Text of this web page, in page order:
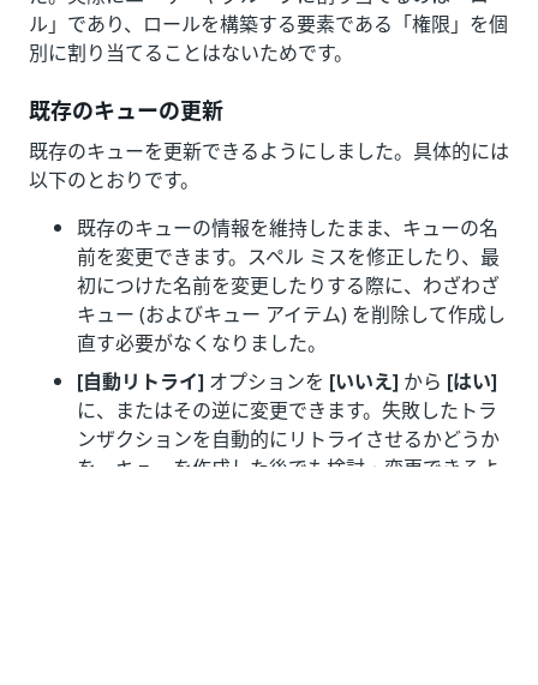
ル」であり、ロールを構築する要素である「権限」を個
別に割り当てることはないためです。
既存のキューの更新
既存のキューを更新できるようにしました。具体的には
以下のとおりです。
既存のキューの情報を維持したまま、キューの名
前を変更できます。スペル ミスを修正したり、最
初につけた名前を変更したりする際に、わざわざ
キュー (およびキュー アイテム) を削除して作成し
直す必要がなくなりました。
[自動リトライ] オプションを [いいえ] から [はい]
に、またはその逆に変更できます。失敗したトラ
ンザクションを自動的にリトライさせるかどうか
を、キューを作成した後でも検討・変更できるよ